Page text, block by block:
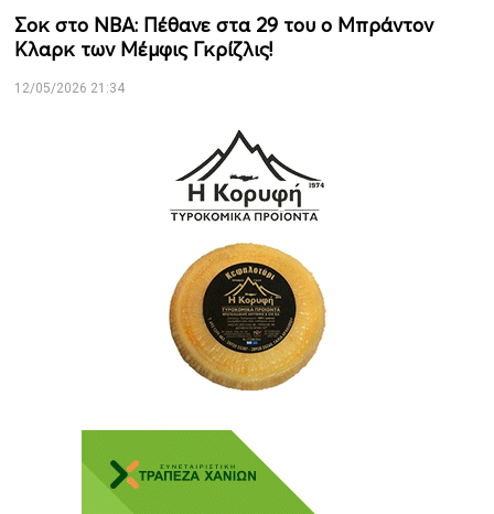
Σοκ στο NBA: Πέθανε στα 29 του ο Μπράντον
Κλαρκ των Μέμφις Γκρίζλις!
12/05/2026 21:34